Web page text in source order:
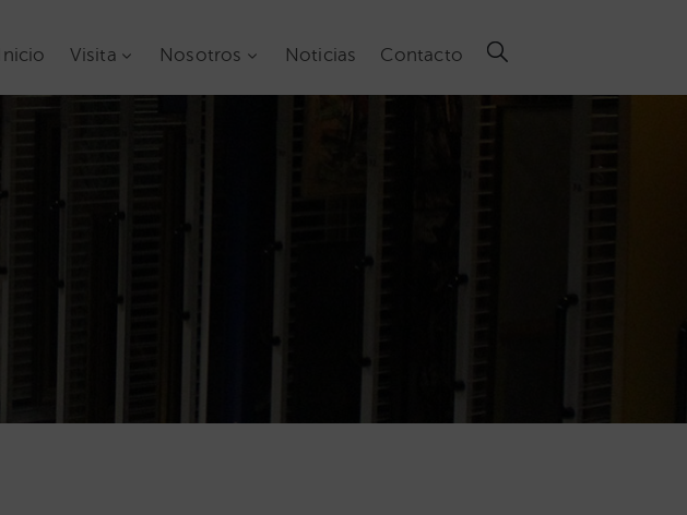
Inicio Visita Nosotros Noticias Contacto